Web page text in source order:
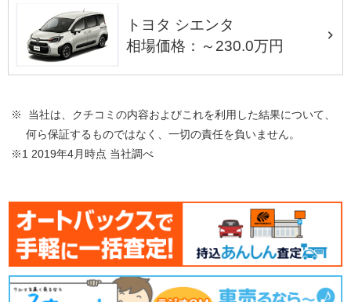
トヨタ シエンタ
相場価格：～230.0万円
※ 当社は、クチコミの内容およびこれを利用した結果について、
何ら保証するものではなく、一切の責任を負いません。
※1 2019年4月時点 当社調べ